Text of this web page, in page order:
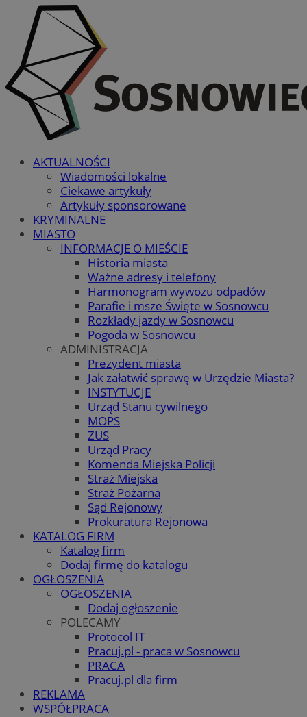
AKTUALNOŚCI
Wiadomości lokalne
Ciekawe artykuły
Artykuły sponsorowane
KRYMINALNE
MIASTO
INFORMACJE O MIEŚCIE
Historia miasta
Ważne adresy i telefony
Harmonogram wywozu odpadów
Parafie i msze Święte w Sosnowcu
Rozkłady jazdy w Sosnowcu
Pogoda w Sosnowcu
ADMINISTRACJA
Prezydent miasta
Jak załatwić sprawę w Urzędzie Miasta?
INSTYTUCJE
Urząd Stanu cywilnego
MOPS
ZUS
Urząd Pracy
Komenda Miejska Policji
Straż Miejska
Straż Pożarna
Sąd Rejonowy
Prokuratura Rejonowa
KATALOG FIRM
Katalog firm
Dodaj firmę do katalogu
OGŁOSZENIA
OGŁOSZENIA
Dodaj ogłoszenie
POLECAMY
Protocol IT
Pracuj.pl - praca w Sosnowcu
PRACA
Pracuj.pl dla firm
REKLAMA
WSPÓŁPRACA